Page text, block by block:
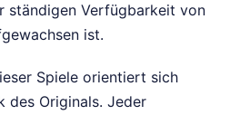
ständigen Verfügbarkeit von
ist.
Spiele orientiert sich
des Originals. Jeder